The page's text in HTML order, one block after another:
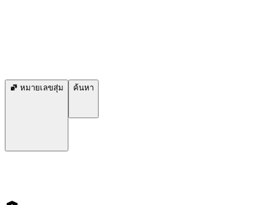
หมายเลขสุ่ม ค้นหา